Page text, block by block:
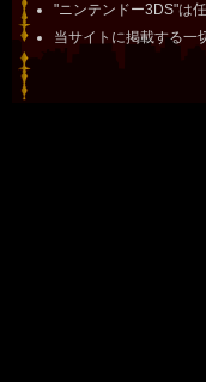
"ニンテンドー3DS"は
当サイトに掲載する一